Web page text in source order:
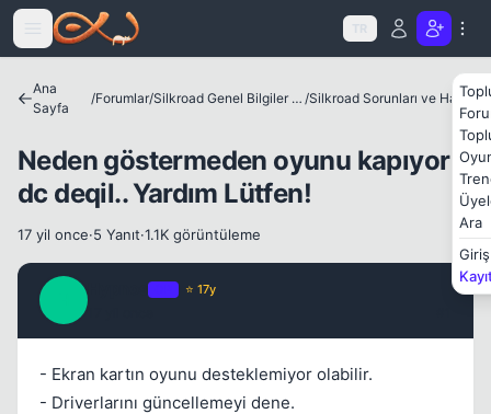
Icerige atla
TR
Ara
Giriş
Ana
Sayfa
/Forumlar/ Silkroad Genel Bilgiler ve Update Bilgileri / Silkroad Sorunları ve Hataları
Neden göstermeden oyunu kapıyor
dc deqil.. Yardım Lütfen!
17 yil once·5 Yanıt·1.1K görüntüleme
⭐ 17y
- Ekran kartın oyunu desteklemiyor olabilir.
- Driverlarını güncellemeyi dene.
Kapat